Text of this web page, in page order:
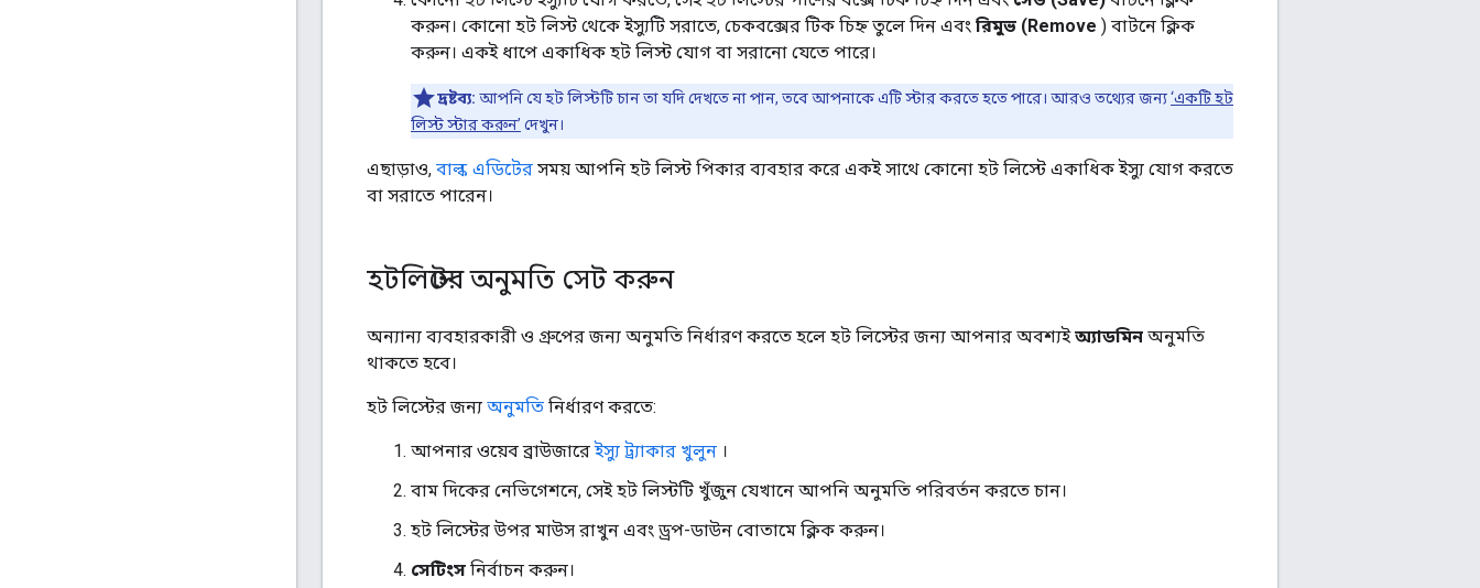
করুন। কোনো হট লিস্ট থেকে ইস্যুটি সরাতে, চেকবক্সের টিক চিহ্ন তুলে দিন এবং রিমুভ (Remove ) বাটনে ক্লিক
করুন। একই ধাপে একাধিক হট লিস্ট যোগ বা সরানো যেতে পারে।
দ্রষ্টব্য: আপনি যে হট লিস্টটি চান তা যদি দেখতে না পান, তবে আপনাকে এটি স্টার করতে হতে পারে। আরও তথ্যের জন্য‘একটি হট
লিস্ট স্টার করুন’ দেখুন।
এছাড়াও, বাল্ক এডিটের সময় আপনি হট লিস্ট পিকার ব্যবহার করে একই সাথে কোনো হট লিস্টে একাধিক ইস্যু যোগ করতে
বা সরাতে পারেন।
হটলিস্টের অনুমতি সেট করুন
অন্যান্য ব্যবহারকারী ও গ্রুপের জন্য অনুমতি নির্ধারণ করতে হলে হট লিস্টের জন্য আপনার অবশ্যইঅ্যাডমিন অনুমতি
থাকতে হবে।
হট লিস্টের জন্য অনুমতি নির্ধারণ করতে:
আপনার ওয়েব ব্রাউজারেইস্যু ট্র্যাকার খুলুন ।
বাম দিকের নেভিগেশনে, সেই হট লিস্টটি খুঁজুন যেখানে আপনি অনুমতি পরিবর্তন করতে চান।
হট লিস্টের উপর মাউস রাখুন এবং ড্রপ-ডাউন বোতামে ক্লিক করুন।
সেটিংস নির্বাচন করুন।